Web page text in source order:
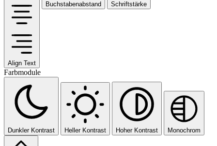
Align Text
Buchstabenabstand Schriftstärke
Farbmodule
Dunkler Kontrast Heller Kontrast Hoher Kontrast Monochrom